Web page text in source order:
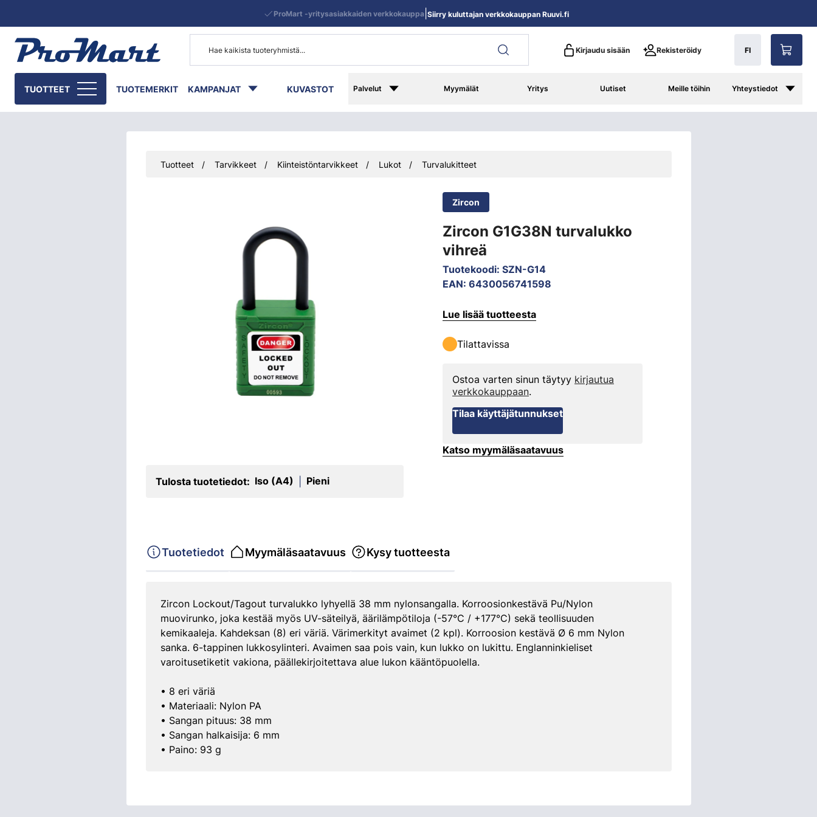
Kirjaudu sisään Rekisteröidy FI
TUOTTEET TUOTEMERKIT KAMPANJAT KUVASTOT Palvelut Myymälät Yritys Uutiset Meille töihin Yhteystiedot
ProMart -yritysasiakkaiden verkkokauppa| Siirry kuluttajan verkkokauppan Ruuvi.fi
Tuotteet Tarvikkeet Kiinteistöntarvikkeet Lukot Turvalukitteet
Zircon
Zircon G1G38N turvalukko
vihreä
Tuotekoodi: SZN-G14
EAN: 6430056741598
Tulosta tuotetiedot: Iso (A4) Pieni
Lue lisää tuotteesta
Tilattavissa
Ostoa varten sinun täytyy kirjautua
verkkokauppaan.
Tilaa käyttäjätunnukset
Katso myymäläsaatavuus
Tuotetiedot Myymäläsaatavuus Kysy tuotteesta
Zircon Lockout/Tagout turvalukko lyhyellä 38 mm nylonsangalla. Korroosionkestävä Pu/Nylon
muovirunko, joka kestää myös UV-säteilyä, äärilämpötiloja (-57°C / +177°C) sekä teollisuuden
kemikaaleja. Kahdeksan (8) eri väriä. Värimerkityt avaimet (2 kpl). Korroosion kestävä Ø 6 mm Nylon
sanka. 6-tappinen lukkosylinteri. Avaimen saa pois vain, kun lukko on lukittu. Englanninkieliset
varoitusetiketit vakiona, päällekirjoitettava alue lukon kääntöpuolella.
• 8 eri väriä
• Materiaali: Nylon PA
• Sangan pituus: 38 mm
• Sangan halkaisija: 6 mm
• Paino: 93 g